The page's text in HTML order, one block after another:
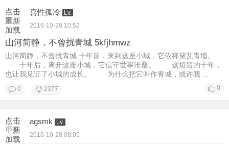
点击
重新
加载
喜性孤冷
Lv.
2016-10-28 10:52
山河简静，不曾扰青城 5kfjhmwz
山河简静，不曾扰青城 十年前，来到这座小城，它依稀黛瓦青墙。
十年后，离开这座小城，它信守世事沧桑。 这短短的十年，
也让我见证了小城的成长。 为什么把它叫作青城，或许我 ...
0
0 2377
点击
重新
加载
agsmk
Lv.
2016-10-28 08:05